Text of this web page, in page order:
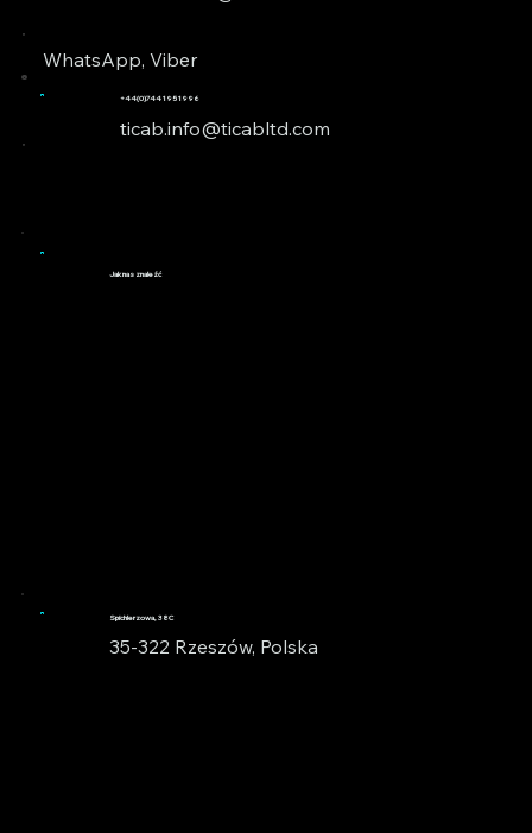
WhatsApp, Viber
+44(0)744 195 1996
ticab.info@ticabltd.com
Jak nas znaleźć
Spichlerzowa, 38C
35-322 Rzeszów, Polska